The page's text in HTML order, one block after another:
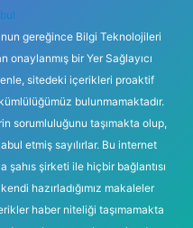
gereğince Bilgi Teknolojileri
onaylanmış bir Yer Sağlayıcı
sitedeki içerikleri proaktif
bulunmamaktadır.
sorumluluğunu taşımakta olup,
etmiş sayılırlar. Bu internet
şirketi ile hiçbir bağlantısı
hazırladığımız makaleler
haber niteliği taşımamakta